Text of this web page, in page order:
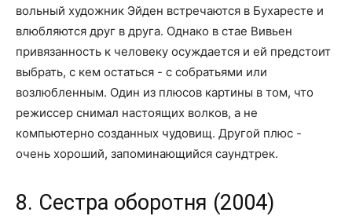
вольный художник Эйден встречаются в Бухаресте и
влюбляются друг в друга. Однако в стае Вивьен
привязанность к человеку осуждается и ей предстоит
выбрать, с кем остаться - с собратьями или
возлюбленным. Один из плюсов картины в том, что
режиссер снимал настоящих волков, а не
компьютерно созданных чудовищ. Другой плюс -
очень хороший, запоминающийся саундтрек.
8. Сестра оборотня (2004)